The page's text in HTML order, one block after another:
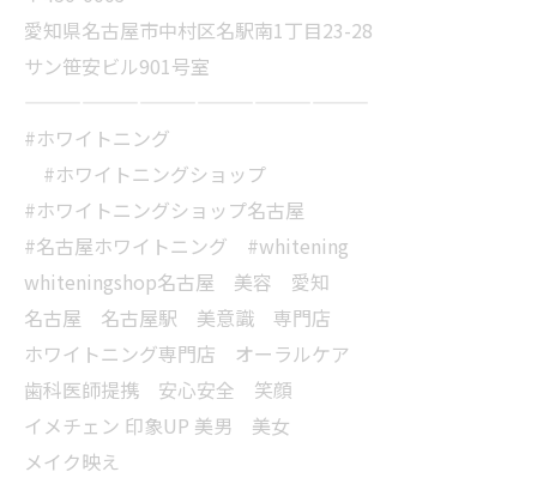
愛知県名古屋市中村区名駅南1丁目23-28
サン笹安ビル901号室
#ホワイトニング
#ホワイトニングショップ
#ホワイトニングショップ名古屋
#名古屋ホワイトニング #whitening
whiteningshop名古屋 美容 愛知
名古屋 名古屋駅 美意識 専門店
ホワイトニング専門店 オーラルケア
歯科医師提携 安心安全 笑顔
イメチェン 印象UP 美男 美女
メイク映え